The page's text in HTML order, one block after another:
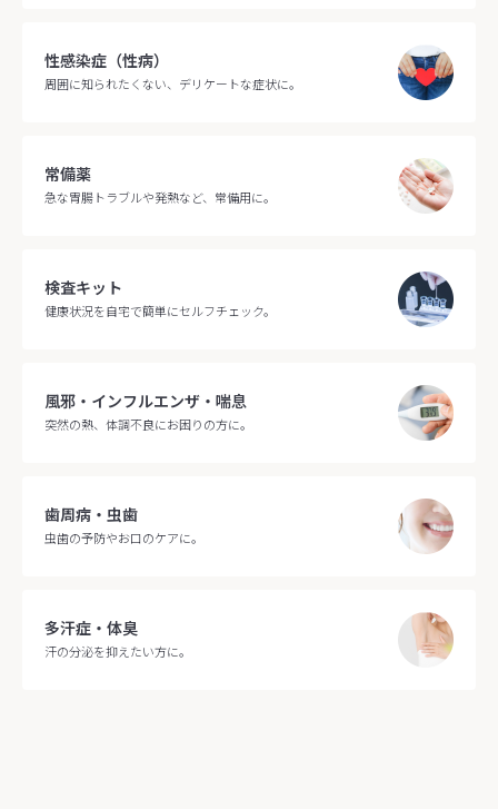
性感染症（性病）
周囲に知られたくない、デリケートな症状に。
常備薬
急な胃腸トラブルや発熱など、常備用に。
検査キット
健康状況を自宅で簡単にセルフチェック。
風邪・インフルエンザ・喘息
突然の熱、体調不良にお困りの方に。
歯周病・虫歯
虫歯の予防やお口のケアに。
多汗症・体臭
汗の分泌を抑えたい方に。